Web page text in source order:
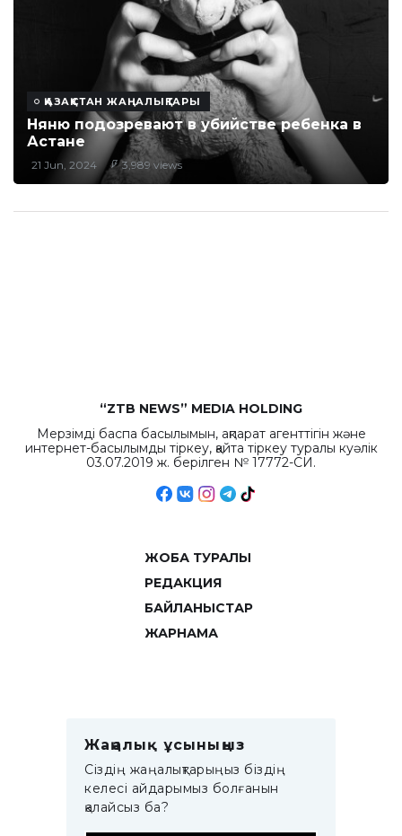
ҚАЗАҚСТАН ЖАҢАЛЫҚТАРЫ
Няню подозревают в убийстве ребенка в
Астане
21 Jun, 2024 3,989 views
“ZTB NEWS” MEDIA HOLDING
Мерзімді баспа басылымын, ақпарат агенттігін және
интернет-басылымды тіркеу, қайта тіркеу туралы куәлік
03.07.2019 ж. берілген № 17772-СИ.
ЖОБА ТУРАЛЫ
РЕДАКЦИЯ
БАЙЛАНЫСТАР
ЖАРНАМА
Жаңалық ұсыныңыз
Сіздің жаңалықтарыңыз біздің
келесі айдарымыз болғанын
қалайсыз ба?